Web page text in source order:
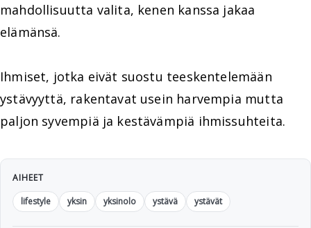
mahdollisuutta valita, kenen kanssa jakaa
elämänsä.
Ihmiset, jotka eivät suostu teeskentelemään
ystävyyttä, rakentavat usein harvempia mutta
paljon syvempiä ja kestävämpiä ihmissuhteita.
AIHEET
lifestyle
yksin yksinolo ystävä ystävät